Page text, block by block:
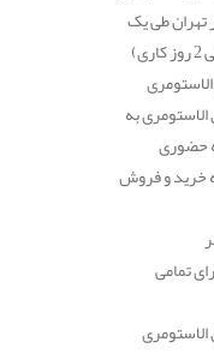
تهران طی یک
به
حضوری
در زمینه خرید و فروش
تمامی